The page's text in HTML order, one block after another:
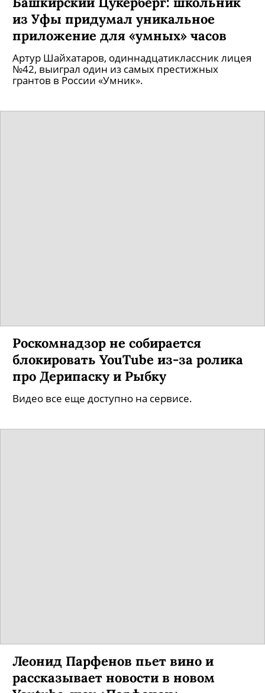
из Уфы придумал уникальное
приложение для «умных» часов
Артур Шайхатаров, одиннадцатиклассник лицея
№42, выиграл один из самых престижных
грантов в России «Умник».
Роскомнадзор не собирается
блокировать YouTube из-за ролика
про Дерипаску и Рыбку
Видео все еще доступно на сервисе.
Леонид Парфенов пьет вино и
рассказывает новости в новом